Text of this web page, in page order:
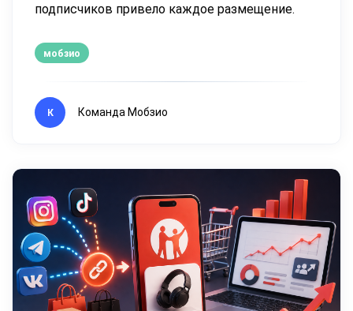
подписчиков привело каждое размещение.
мобзио
К Команда Мобзио